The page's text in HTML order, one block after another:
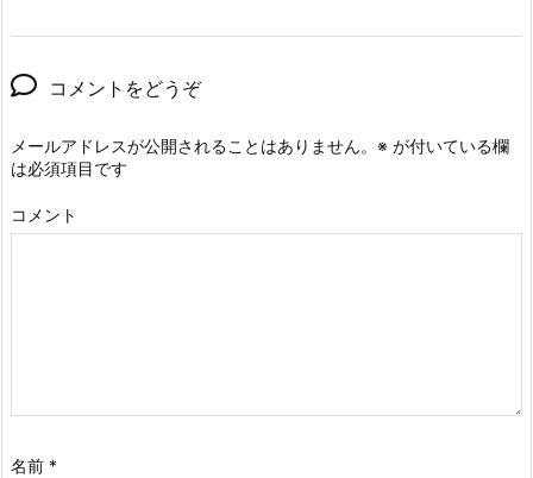
コメントをどうぞ
メールアドレスが公開されることはありません。 ※ が付いている欄
は必須項目です
コメント
名前 *